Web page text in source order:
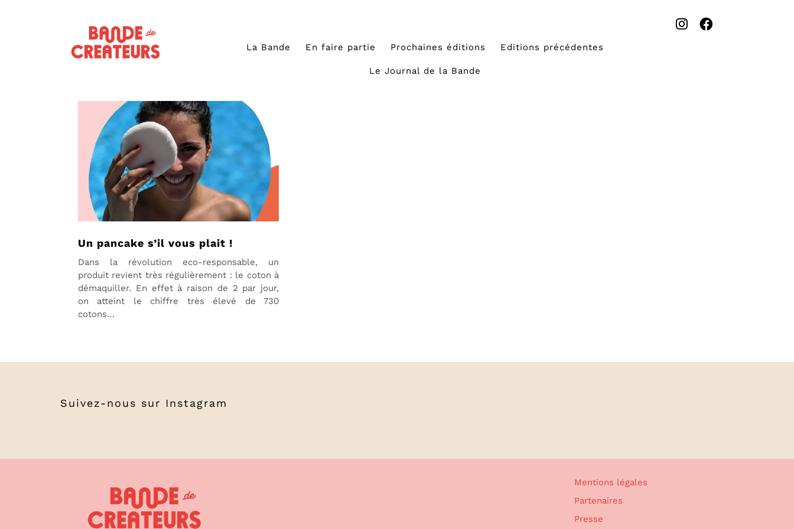
La Bande En faire partie Prochaines éditions Editions précédentes
Le Journal de la Bande
Un pancake s’il vous plait !
Dans la révolution eco-responsable, un
produit revient très régulièrement : le coton à
démaquiller. En effet à raison de 2 par jour,
on atteint le chiffre très élevé de 730
cotons…
Suivez-nous sur Instagram
Mentions légales
Partenaires
Presse